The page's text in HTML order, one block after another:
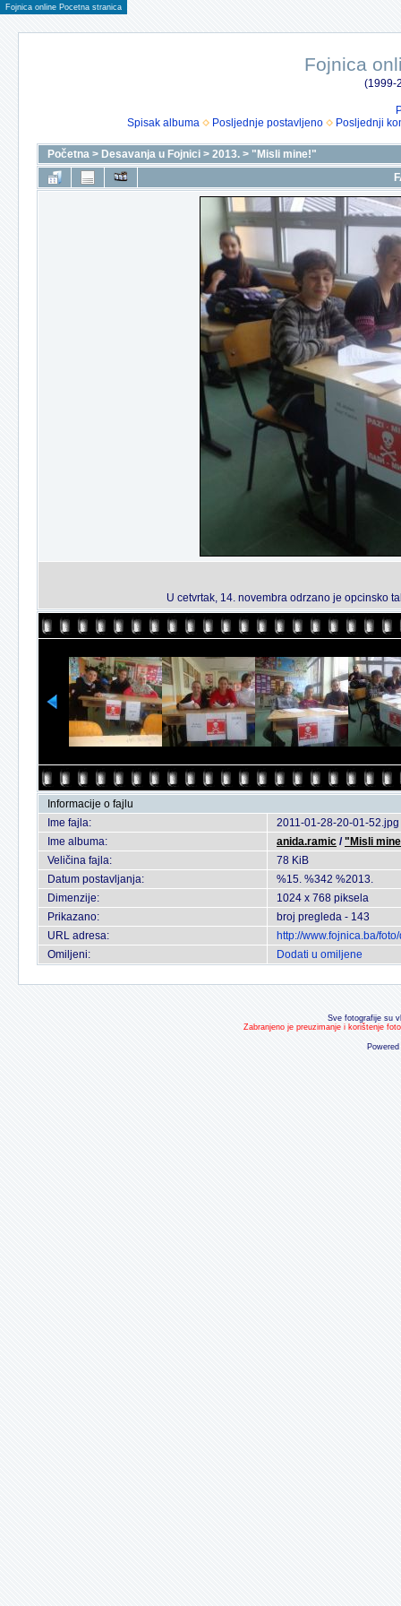
Fojnica online Pocetna stranica
Fojnica
(1999-
Spisak albuma
Posljednje postavljeno Posljednji
Početna > Desavanja u Fojnici > 2013. > "Misli mine!"
U cetvrtak, 14. novembra odrzano je opcinsko
Informacije o fajlu
Ime fajla:
2011-01-28-20-01-52.jpg
Ime albuma:
anida.ramic /"Misli
Veličina fajla:
78 KiB
Datum postavljanja:
%15. %342 %2013.
Dimenzije:
1024 x 768 piksela
Prikazano:
broj pregleda - 143
URL adresa:
http://www.fojnica.ba/
Omiljeni:
Dodati u omiljene
Sve fotografije su
Zabranjeno je preuzimanje i korištenje